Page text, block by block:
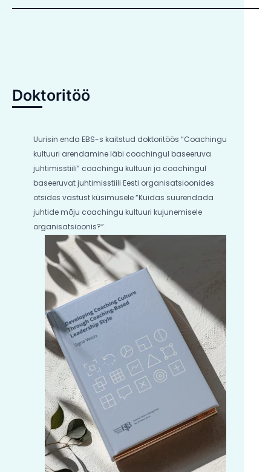
Doktoritöö
Uurisin enda EBS-s kaitstud doktoritöös “Coachingu
kultuuri arendamine läbi coachingul baseeruva
juhtimisstiili” coachingu kultuuri ja coachingul
baseeruvat juhtimisstiili Eesti organisatsioonides
otsides vastust küsimusele “Kuidas suurendada
juhtide mõju coachingu kultuuri kujunemisele
organisatsioonis?”.